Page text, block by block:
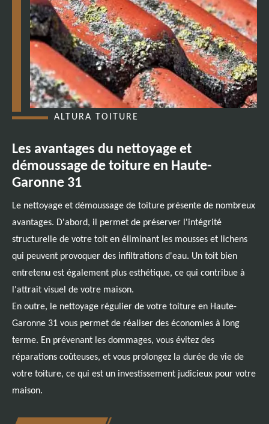
ALTURA TOITURE
Les avantages du nettoyage et
démoussage de toiture en Haute-
Garonne 31
Le nettoyage et démoussage de toiture présente de nombreux
avantages. D'abord, il permet de préserver l'intégrité
structurelle de votre toit en éliminant les mousses et lichens
qui peuvent provoquer des infiltrations d'eau. Un toit bien
entretenu est également plus esthétique, ce qui contribue à
l'attrait visuel de votre maison.
En outre, le nettoyage régulier de votre toiture en Haute-
Garonne 31 vous permet de réaliser des économies à long
terme. En prévenant les dommages, vous évitez des
réparations coûteuses, et vous prolongez la durée de vie de
votre toiture, ce qui est un investissement judicieux pour votre
maison.